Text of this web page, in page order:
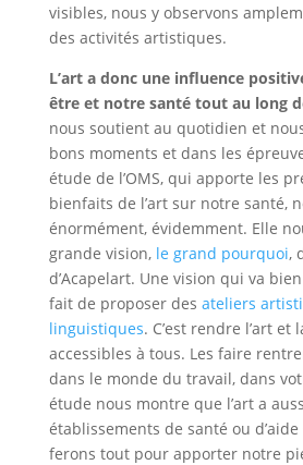
visibles, nous y observons
des activités artistiques.
L’art a donc une influence
être et notre santé tout au long
nous soutient au quotidien et
bons moments et dans les
étude de l’OMS, qui apporte les
bienfaits de l’art sur notre santé,
énormément, évidemment. Elle
grande vision, le grand pourquoi,
d’Acapelart. Une vision qui va
fait de proposer des ateliers
linguistiques. C’est rendre l’art et
accessibles à tous. Les faire
dans le monde du travail, dans
étude nous montre que l’art a
établissements de santé ou
ferons tout pour apporter notre